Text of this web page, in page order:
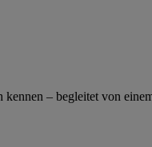
– begleitet von
Informationen,